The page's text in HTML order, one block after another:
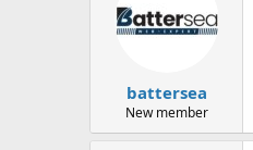
t
g
ử
battersea
New member